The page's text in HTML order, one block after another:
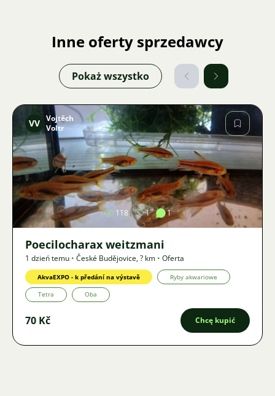
Inne oferty sprzedawcy
Pokaż wszystko
Zdjęcie
VV Vojtěch
Voltr
118 1 1
Poecilocharax weitzmani
1 dzień temu • České Budějovice,? km • Oferta
AkvaEXPO - k předání na výstavě Ryby akwariowe
Tetra Oba
70 Kč Chcę kupić